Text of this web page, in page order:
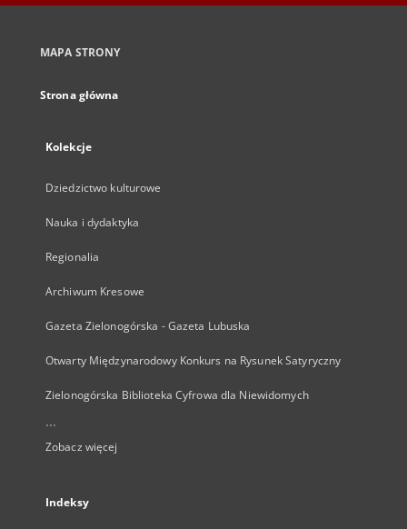
MAPA STRONY
Strona główna
Kolekcje
Dziedzictwo kulturowe
Nauka i dydaktyka
Regionalia
Archiwum Kresowe
Gazeta Zielonogórska - Gazeta Lubuska
Otwarty Międzynarodowy Konkurs na Rysunek Satyryczny
Zielonogórska Biblioteka Cyfrowa dla Niewidomych
...
Zobacz więcej
Indeksy